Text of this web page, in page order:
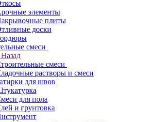
элементы
плиты
доски
смеси
Назад
смеси
растворы и смеси
для швов
для пола
и грунтовка